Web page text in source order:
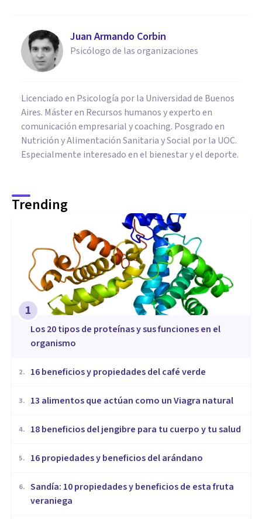
Juan Armando Corbin
Psicólogo de las organizaciones
Licenciado en Psicología por la Universidad de Buenos
Aires. Máster en Recursos humanos y experto en
comunicación empresarial y coaching. Posgrado en
Nutrición y Alimentación Sanitaria y Social por la UOC.
Especialmente interesado en el bienestar y el deporte.
Trending
1
​Los 20 tipos de proteínas y sus funciones en el
organismo
2. 16 beneficios y propiedades del café verde
3. 13 alimentos que actúan como un Viagra natural
4. 18 beneficios del jengibre para tu cuerpo y tu salud
5. 16 propiedades y beneficios del arándano
6. Sandía: 10 propiedades y beneficios de esta fruta
veraniega